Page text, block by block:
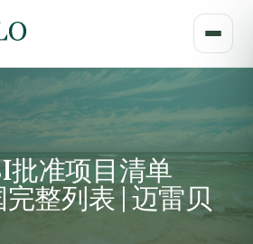
批准项目清单
整列表 | 迈雷贝